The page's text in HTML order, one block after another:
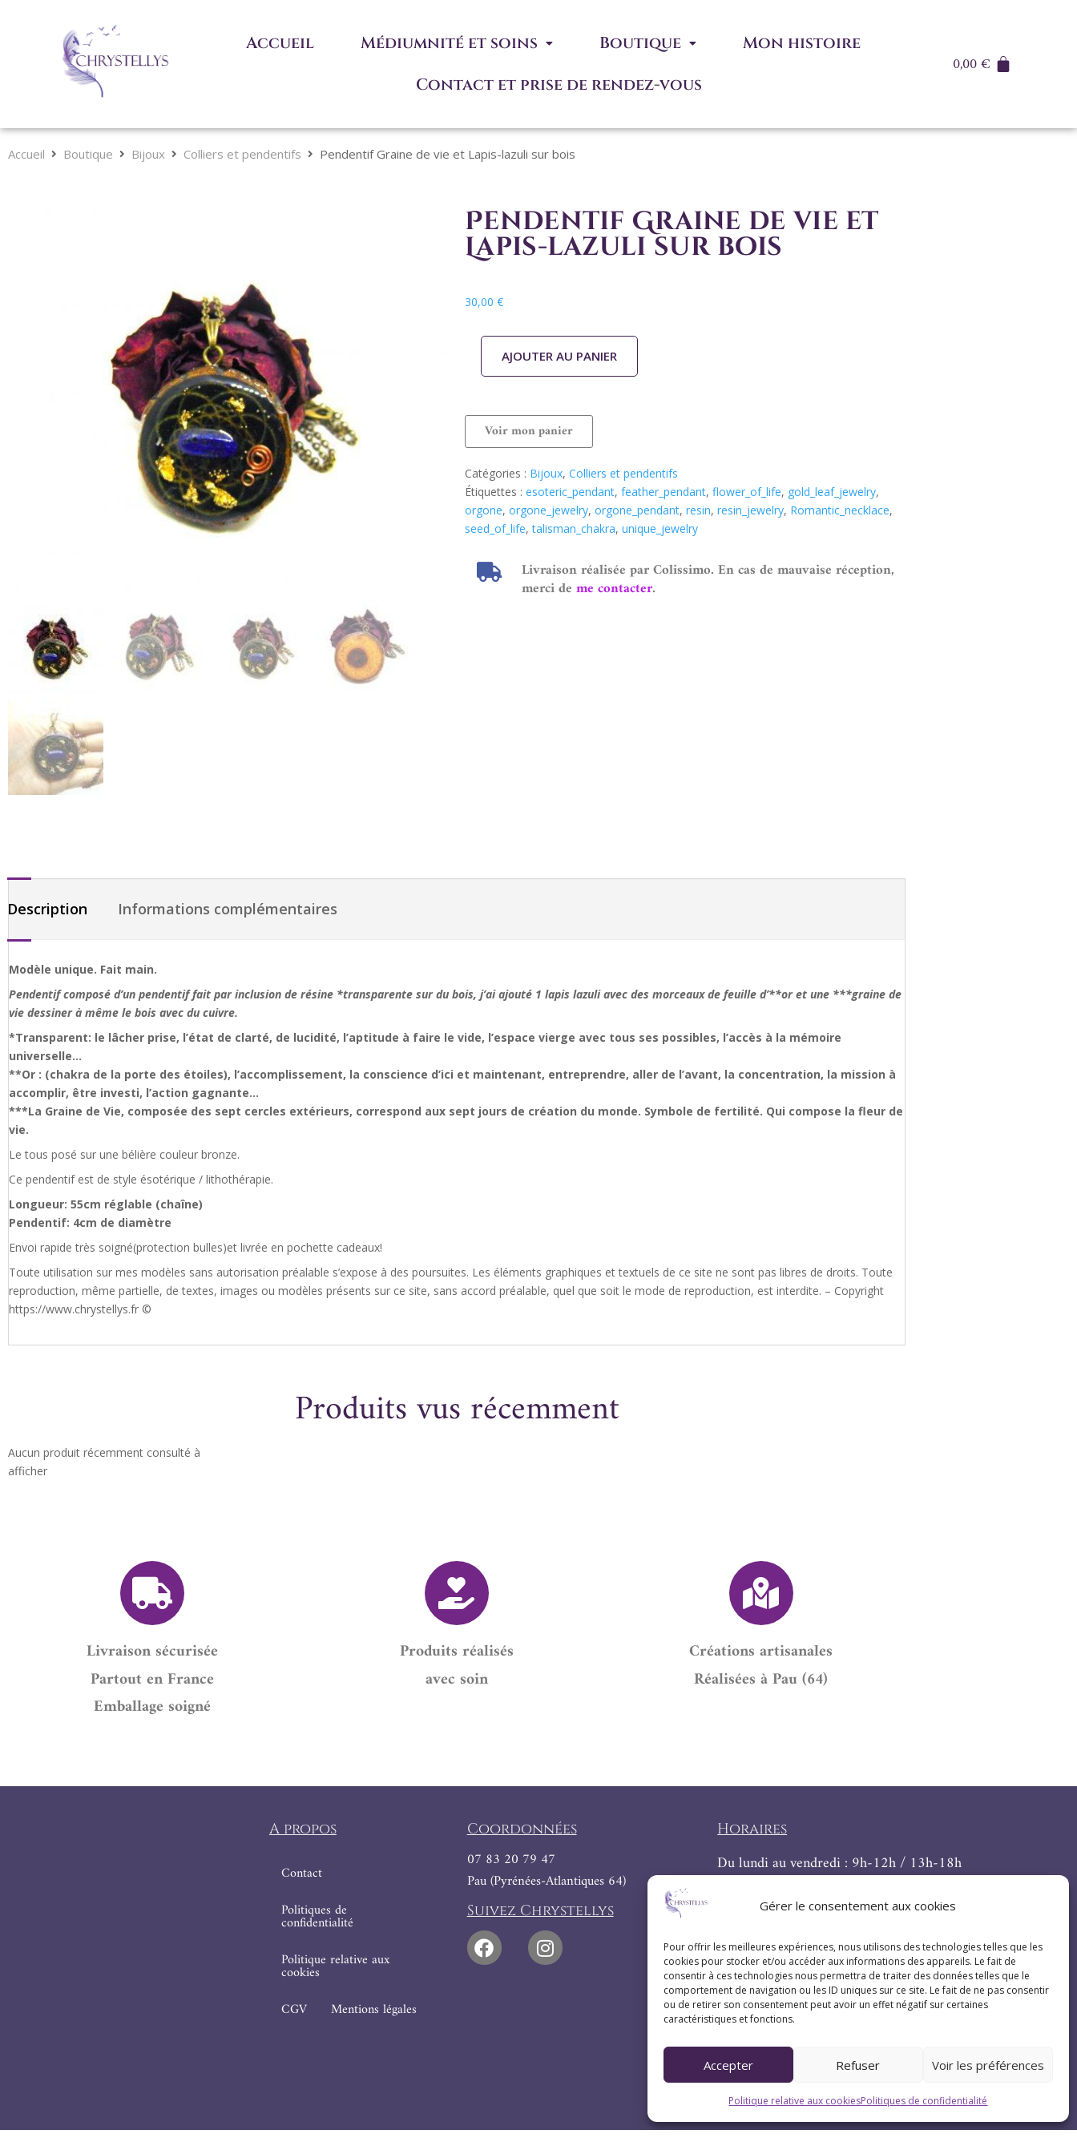
Gérer le consentement aux cookies
Pour offrir les meilleures expériences, nous utilisons des technologies telles que les
cookies pour stocker et/ou accéder aux informations des appareils. Le fait de
consentir à ces technologies nous permettra de traiter des données telles que le
comportement de navigation ou les ID uniques sur ce site. Le fait de ne pas consentir
ou de retirer son consentement peut avoir un effet négatif sur certaines
caractéristiques et fonctions.
Accepter Refuser Voir les préférences
Politique relative aux cookiesPolitiques de confidentialité
Accueil Médiumnité et soins Boutique
Mon histoire
Contact et prise de rendez-vous
0,00€
Accueil Boutique Bijoux Colliers et pendentifs Pendentif Graine de vie et Lapis-lazuli sur bois
Pendentif Graine de vie et
Lapis-lazuli sur bois
30,00 €
AJOUTER AU PANIER
Voir mon panier
Catégories : Bijoux, Colliers et pendentifs
Étiquettes : esoteric_pendant, feather_pendant, flower_of_life, gold_leaf_jewelry,
orgone, orgone_jewelry, orgone_pendant, resin, resin_jewelry, Romantic_necklace,
seed_of_life,talisman_chakra, unique_jewelry
Livraison réalisée par Colissimo. En cas de mauvaise réception,
merci de me contacter.
Description Informations complémentaires
Modèle unique. Fait main.
Pendentif composé d’un pendentif fait par inclusion de résine *transparente sur du bois, j’ai ajouté 1 lapis lazuli avec des morceaux de feuille d’**or et une ***graine de
vie dessiner à même le bois avec du cuivre.
*Transparent: le lâcher prise, l’état de clarté, de lucidité, l’aptitude à faire le vide, l’espace vierge avec tous ses possibles, l’accès à la mémoire
universelle…
**Or : (chakra de la porte des étoiles), l’accomplissement, la conscience d’ici et maintenant, entreprendre, aller de l’avant, la concentration, la mission à
accomplir, être investi, l’action gagnante…
***La Graine de Vie, composée des sept cercles extérieurs, correspond aux sept jours de création du monde. Symbole de fertilité. Qui compose la fleur de
vie.
Le tous posé sur une bélière couleur bronze.
Ce pendentif est de style ésotérique / lithothérapie.
Longueur: 55cm réglable (chaîne)
Pendentif: 4cm de diamètre
Envoi rapide très soigné(protection bulles)et livrée en pochette cadeaux!
Toute utilisation sur mes modèles sans autorisation préalable s’expose à des poursuites. Les éléments graphiques et textuels de ce site ne sont pas libres de droits. Toute
reproduction, même partielle, de textes, images ou modèles présents sur ce site, sans accord préalable, quel que soit le mode de reproduction, est interdite. – Copyright
https://www.chrystellys.fr ©
Produits vus récemment
Aucun produit récemment consulté à
afficher
Livraison sécurisée
Partout en France
Emballage soigné
Produits réalisés
avec soin
Créations artisanales
Réalisées à Pau (64)
A propos
Contact
Politiques de
confidentialité
Politique relative aux
cookies
CGV
Mentions légales
Coordonnées
07 83 20 79 47
Pau (Pyrénées-Atlantiques 64)
Suivez Chrystellys
Horaires
Du lundi au vendredi : 9h-12h / 13h-18h
Le samedi : 9h-12h